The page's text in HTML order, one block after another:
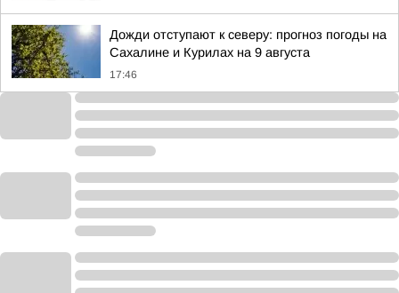
Дожди отступают к северу: прогноз погоды на
Сахалине и Курилах на 9 августа
17:46